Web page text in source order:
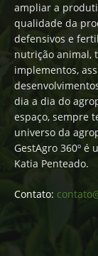
ampliar a
qualidade da
defensivos e
nutrição animal,
implementos,
dia a dia do
espaço, sempre
universo da
GestAgro 360º é
Katia Penteado.
Contato: